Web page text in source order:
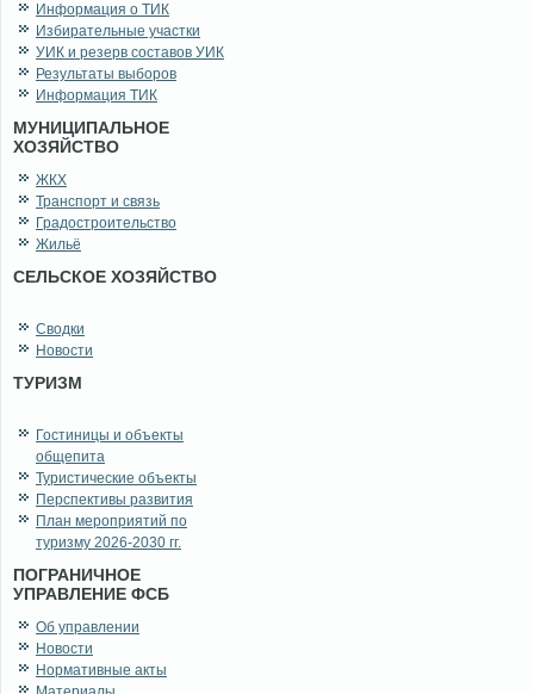
Информация о ТИК
Избирательные участки
УИК и резерв составов УИК
Результаты выборов
Информация ТИК
МУНИЦИПАЛЬНОЕ
ХОЗЯЙСТВО
ЖКХ
Транспорт и связь
Градостроительство
Жильё
СЕЛЬСКОЕ ХОЗЯЙСТВО
Сводки
Новости
ТУРИЗМ
Гостиницы и объекты
общепита
Туристические объекты
Перспективы развития
План мероприятий по
туризму 2026-2030 гг.
ПОГРАНИЧНОЕ
УПРАВЛЕНИЕ ФСБ
Об управлении
Новости
Нормативные акты